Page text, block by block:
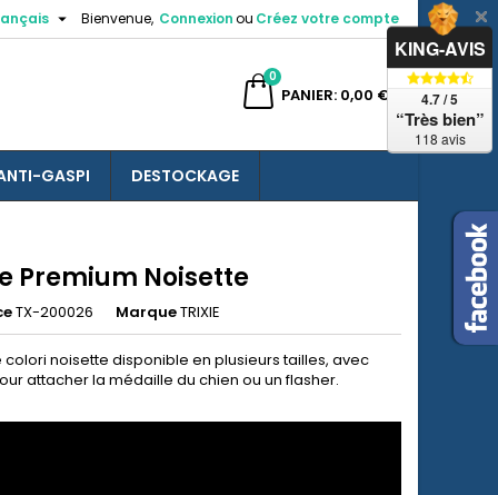
Bienvenue, Connexionou Créez votre compte

PANIER
0
0,00 €
GASPI DESTOCKAGE
Premium Noisette
TX-200026 MarqueTRIXIE
colori noisette disponible en plusieurs tailles, avec
attacher la médaille du chien ou un flasher.
KING-AVIS
4.7 / 5
“Très bien”
118 avis